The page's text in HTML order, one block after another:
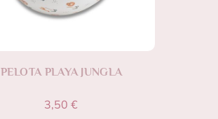
PELOTA PLAYA JUNGLA
3,50€